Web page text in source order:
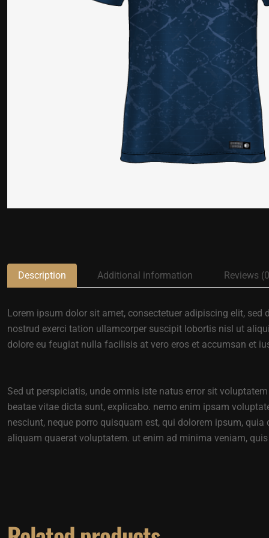
Description Additional information Reviews
Lorem ipsum dolor sit amet, consectetuer adipiscing elit,
nostrud exerci tation ullamcorper suscipit lobortis nisl ut
dolore eu feugiat nulla facilisis at vero eros et accumsan et
Sed ut perspiciatis, unde omnis iste natus error sit
beatae vitae dicta sunt, explicabo. nemo enim ipsam
nesciunt, neque porro quisquam est, qui dolorem ipsum,
aliquam quaerat voluptatem. ut enim ad minima veniam,